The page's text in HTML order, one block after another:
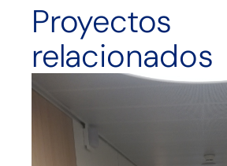
Proyectos
relacionados